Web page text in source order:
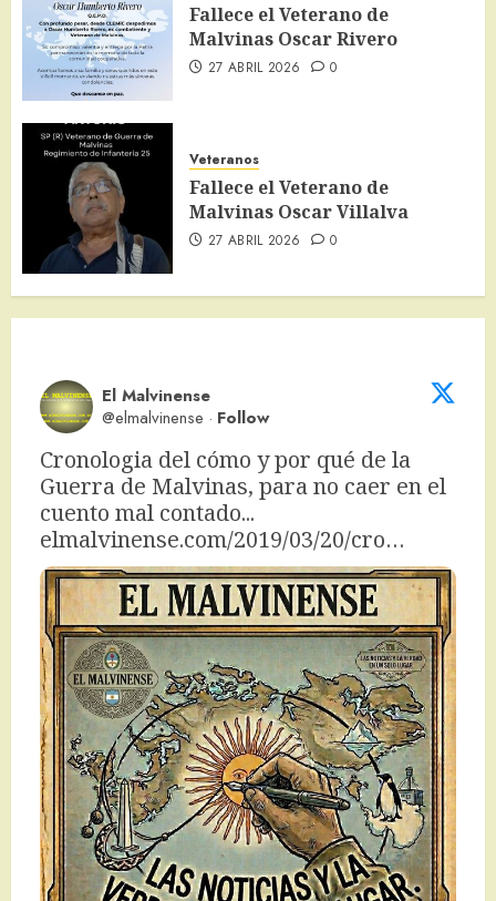
Fallece el Veterano de
Malvinas Oscar Rivero
27 ABRIL 2026 0
Veteranos
Fallece el Veterano de
Malvinas Oscar Villalva
27 ABRIL 2026 0
El Malvinense
@elmalvinense · Follow
Cronologia del cómo y por qué de la
Guerra de Malvinas, para no caer en el
elmalvinense.com/2019/03/20/cro…